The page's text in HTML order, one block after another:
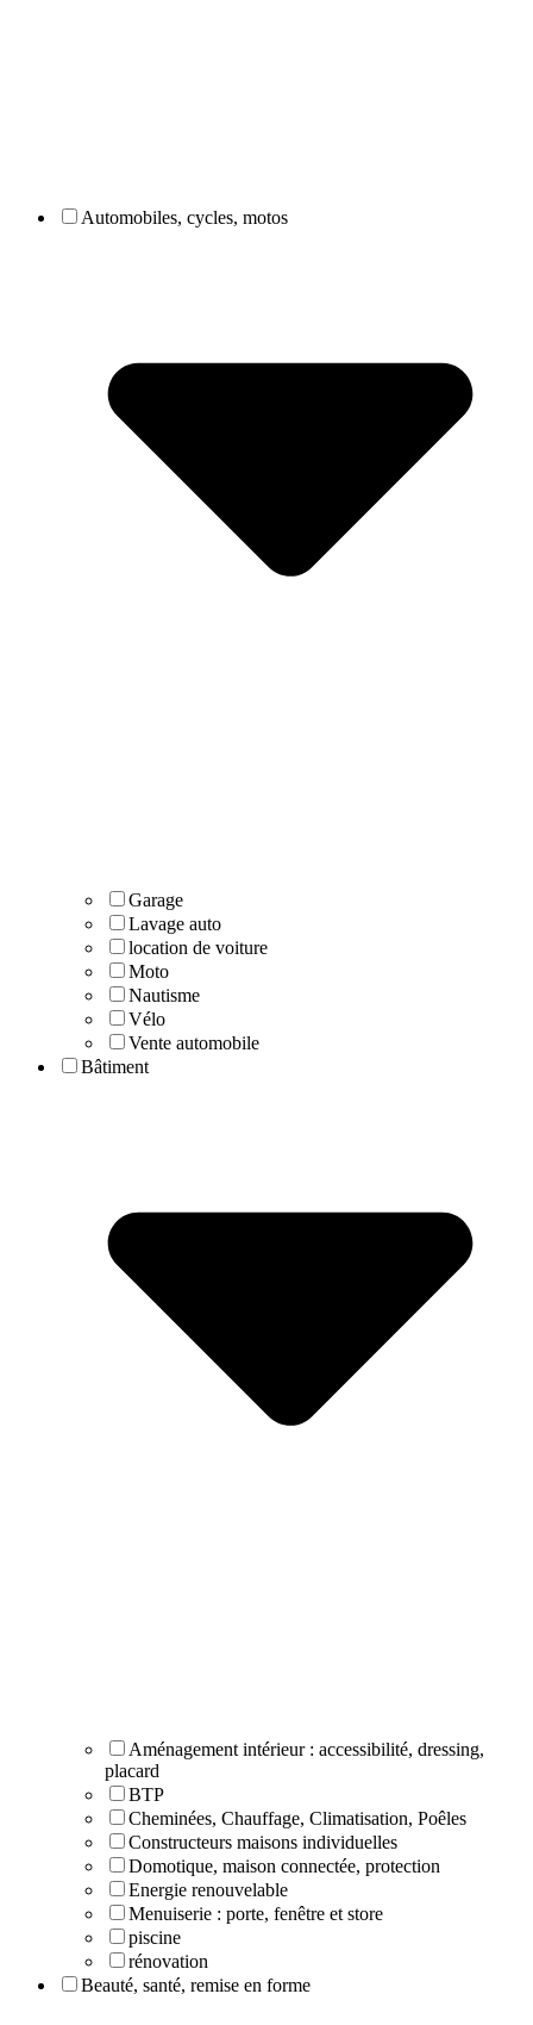
Automobiles, cycles, motos
Garage
Lavage auto
location de voiture
Moto
Nautisme
Vélo
Vente automobile
Bâtiment
Aménagement intérieur : accessibilité, dressing,
placard
BTP
Cheminées, Chauffage, Climatisation, Poêles
Constructeurs maisons individuelles
Domotique, maison connectée, protection
Energie renouvelable
Menuiserie : porte, fenêtre et store
piscine
rénovation
Beauté, santé, remise en forme